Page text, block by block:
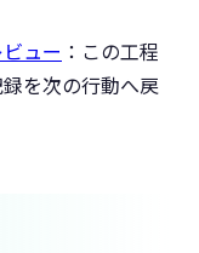
ュー ：この工程
を次の行動へ戻